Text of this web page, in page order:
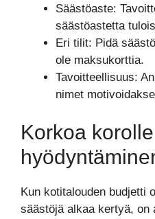
Säästöaste:
säästöastetta
Eri tilit: Pidä
ole maksukorttia.
Tavoitteellisuus:
nimet
Korkoa
Kun kotitalouden budjetti
säästöjä alkaa kertyä, on